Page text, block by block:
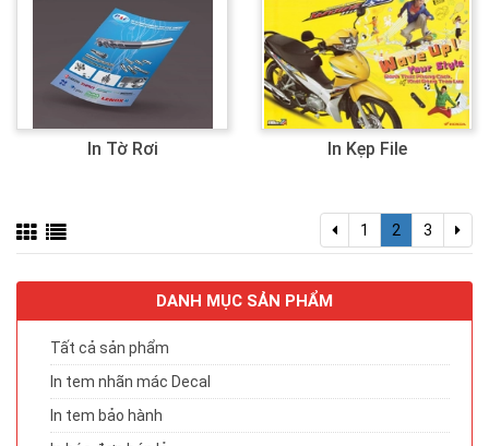
In Tờ Rơi In Kẹp File
1 2 3
DANH MỤC SẢN PHẨM
Tất cả sản phẩm
In tem nhãn mác Decal
In tem bảo hành